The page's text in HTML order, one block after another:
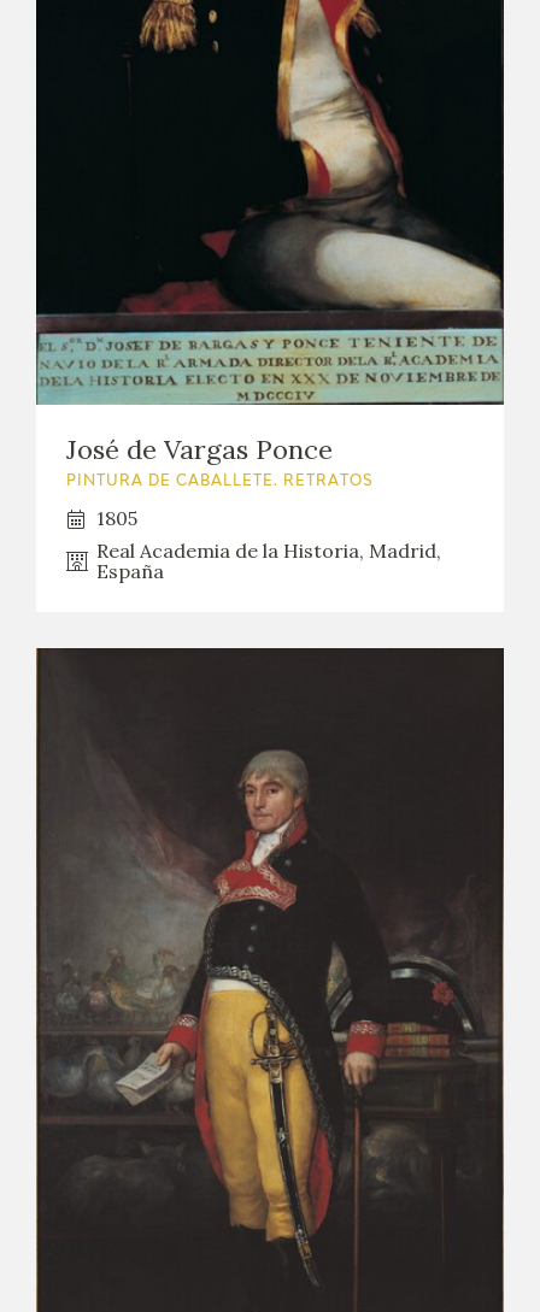
José de Vargas Ponce
PINTURA DE CABALLETE. RETRATOS
1805
Real Academia de la Historia, Madrid,
España